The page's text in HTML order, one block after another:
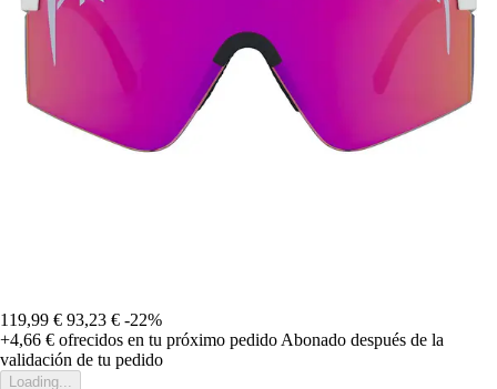
119,99 € 93,23 € -22%
+4,66 € ofrecidos en tu próximo pedido Abonado después de la
validación de tu pedido
Loading...